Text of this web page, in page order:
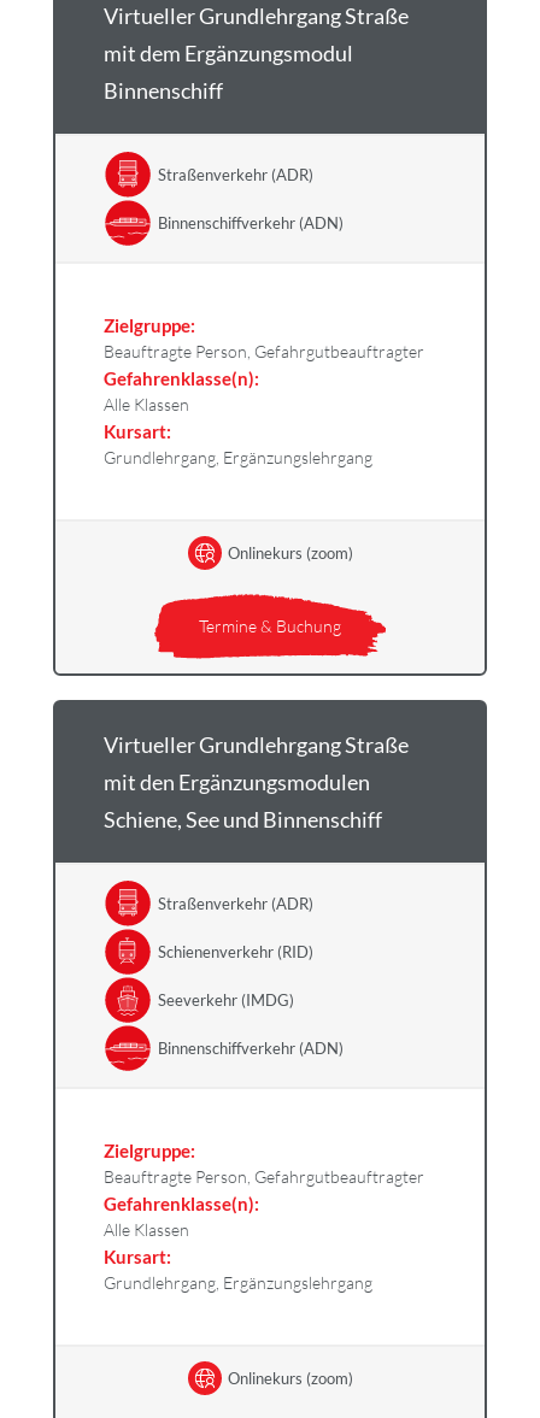
Virtueller Grundlehrgang Straße
mit dem Ergänzungsmodul
Binnenschiff
Straßenverkehr (ADR)
Binnenschiffverkehr (ADN)
Zielgruppe:
Beauftragte Person, Gefahrgutbeauftragter
Gefahrenklasse(n):
Alle Klassen
Kursart:
Grundlehrgang, Ergänzungslehrgang
Termine & Buchung
Onlinekurs (zoom)
Virtueller Grundlehrgang Straße
mit den Ergänzungsmodulen
Schiene, See und Binnenschiff
Straßenverkehr (ADR)
Schienenverkehr (RID)
Seeverkehr (IMDG)
Binnenschiffverkehr (ADN)
Zielgruppe:
Beauftragte Person, Gefahrgutbeauftragter
Gefahrenklasse(n):
Alle Klassen
Kursart:
Grundlehrgang, Ergänzungslehrgang
Onlinekurs (zoom)